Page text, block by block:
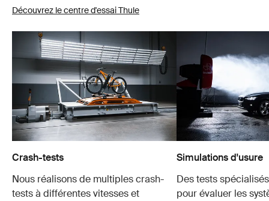
Découvrez le centre d'essai Thule
Crash-tests
Nous réalisons de multiples crash-
tests à différentes vitesses et
Simulations d'usure
Des tests
pour évaluer les